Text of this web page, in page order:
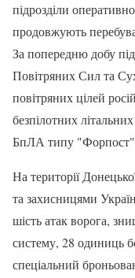
підрозділи
продовжують
За попередню добу
Повітряних Сил та
повітряних цілей
безпілотних
БпЛА типу "Форпост"
На території
та захисницями
шість атак ворога,
систему, 28 одиниць
спеціальний